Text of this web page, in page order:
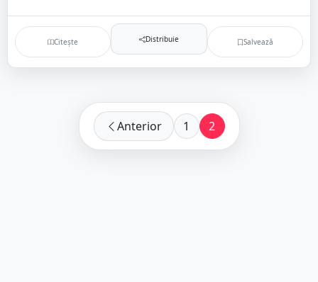
Citește Distribuie Salvează
Anterior 1 2